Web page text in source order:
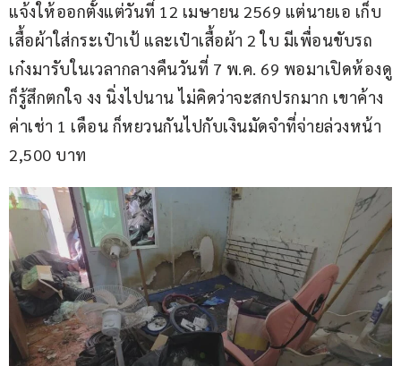
แจ้งให้ออกตั้งแต่วันที่ 12 เมษายน 2569 แต่นายเอ เก็บ
เสื้อผ้าใส่กระเป๋าเป้ และเป๋าเสื้อผ้า 2 ใบ มีเพื่อนขับรถ
เก๋งมารับในเวลากลางคืนวันที่ 7 พ.ค. 69 พอมาเปิดห้องดู
ก็รู้สึกตกใจ งง นิ่งไปนาน ไม่คิดว่าจะสกปรกมาก เขาค้าง
ค่าเช่า 1 เดือน ก็หยวนกันไปกับเงินมัดจำที่จ่ายล่วงหน้า
2,500 บาท